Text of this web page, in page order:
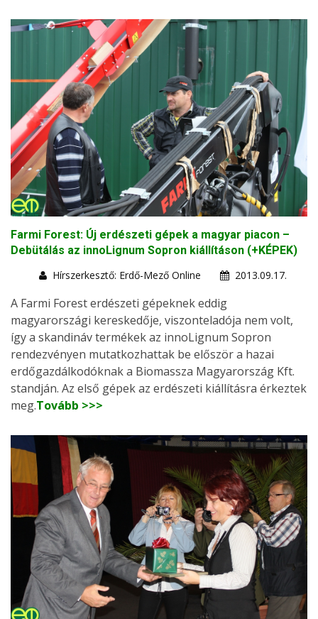
Farmi Forest: Új erdészeti gépek a magyar piacon –
Debütálás az innoLignum Sopron kiállításon (+KÉPEK)
Hírszerkesztő: Erdő-Mező Online
2013.09.17.
A Farmi Forest erdészeti gépeknek eddig
magyarországi kereskedője, viszonteladója nem volt,
így a skandináv termékek az innoLignum Sopron
rendezvényen mutatkozhattak be először a hazai
erdőgazdálkodóknak a Biomassza Magyarország Kft.
standján. Az első gépek az erdészeti kiállításra érkeztek
meg.Tovább >>>